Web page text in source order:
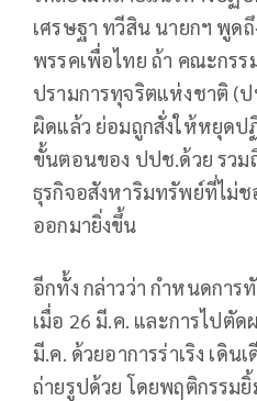
เศรษฐา ทวีสิน นายกฯ พูด
พรรคเพื่อไทย ถ้า คณะกร
ปรามการทุจริตแห่งชาติ (
ผิดแล้ว ย่อมถูกสั่งให้หยุด
ขั้นตอนของ ปปช.ด้วย รวมถึ
ธุรกิจอสังหาริมทรัพย์ที่ไม่
ออกมายิ่งขึ้น
อีกทั้ง กล่าวว่า กำหนดกา
เมื่อ 26 มี.ค. และการไปตั
มี.ค. ด้วยอาการร่าเริง เดิ
ถ่ายรูปด้วย โดยพฤติกรรม